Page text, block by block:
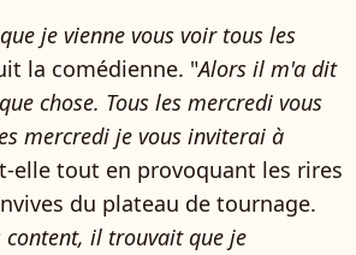
je vienne vous voir tous les
la comédienne. "Alors il m'a dit
chose. Tous les mercredi vous
mercredi je vous inviterai à
elle tout en provoquant les rires
du plateau de tournage.
content, il trouvait que je